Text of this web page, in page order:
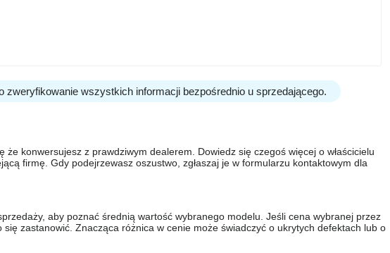
wszystkich informacji bezpośrednio u sprzedającego.
konwersujesz z prawdziwym dealerem. Dowiedz się czegoś więcej o właścicielu
firmę. Gdy podejrzewasz oszustwo, zgłaszaj je w formularzu kontaktowym dla
aby poznać średnią wartość wybranego modelu. Jeśli cena wybranej przez
zastanowić. Znacząca różnica w cenie może świadczyć o ukrytych defektach lub o